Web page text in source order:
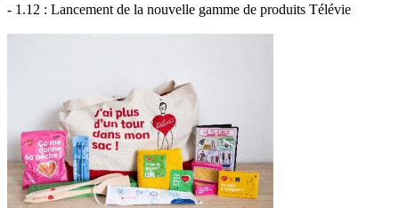
- 1.12 : Lancement de la nouvelle gamme de produits Télévie